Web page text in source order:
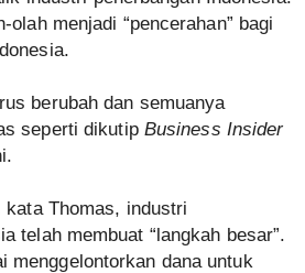
olah menjadi “pencerahan” bagi
berubah dan semuanya
seperti dikutip Business Insider
Thomas, industri
telah membuat “langkah besar”.
menggelontorkan dana untuk